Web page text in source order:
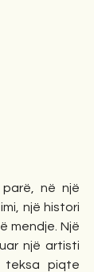
në një
një histori
mendje. Një
një artisti
piqte